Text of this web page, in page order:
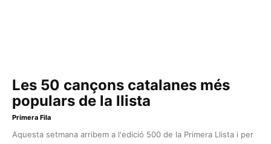
Les 50 cançons catalanes més
populars de la llista
Primera Fila
Aquesta setmana arribem a l'edició 500 de la Primera Llista i per